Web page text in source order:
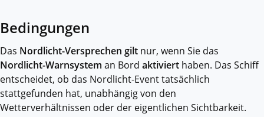
Bedingungen
Das Nordlicht-Versprechen gilt nur, wenn Sie das
Nordlicht-Warnsystem an Bord aktiviert haben. Das Schiff
entscheidet, ob das Nordlicht-Event tatsächlich
stattgefunden hat, unabhängig von den
Wetterverhältnissen oder der eigentlichen Sichtbarkeit.